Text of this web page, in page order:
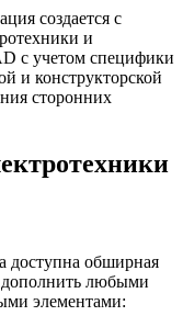
создается с
и
с учетом специфики
и конструкторской
сторонних
доступна обширная
дополнить любыми
элементами: